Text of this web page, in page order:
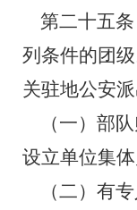
第二十五条
列条件的团
关驻地公安
（一）部
设立单位集体
（二）有